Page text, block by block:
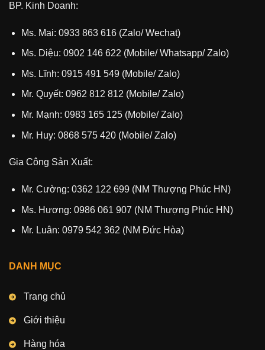
BP. Kinh Doanh:
Ms. Mai: 0933 863 616 (Zalo/ Wechat)
Ms. Diệu: 0902 146 622 (Mobile/ Whatsapp/ Zalo)
Ms. Lĩnh: 0915 491 549 (Mobile/ Zalo)
Mr. Quyết: 0962 812 812 (Mobile/ Zalo)
Mr. Mạnh: 0983 165 125 (Mobile/ Zalo)
Mr. Huy: 0868 575 420 (Mobile/ Zalo)
Gia Công Sản Xuất:
Mr. Cường: 0362 122 699 (NM Thượng Phúc HN)
Ms. Hương: 0986 061 907 (NM Thượng Phúc HN)
Mr. Luân: 0979 542 362 (NM Đức Hòa)
DANH MỤC
Trang chủ
Giới thiệu
Hàng hóa